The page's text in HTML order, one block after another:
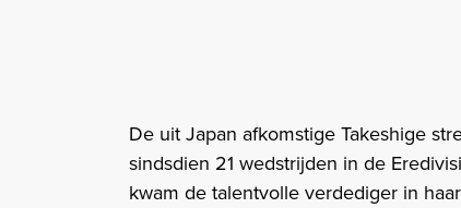
De uit Japan afkomstige Takeshige
sindsdien 21 wedstrijden in de
kwam de talentvolle verdediger in